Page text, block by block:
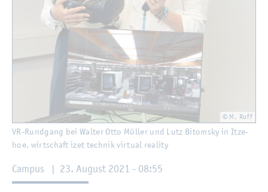
© M. Ruff
VR-Rund­gang bei Wal­ter Otto Mül­ler und Lutz Bitom­sky in It­ze­
hoe. wirt­schaft izet tech­nik vir­tu­al rea­li­ty
Cam­pus | 23. Au­gust 2021 - 08:55